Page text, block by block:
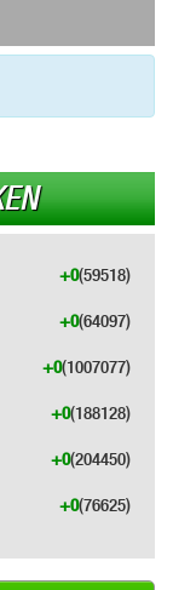
(59518)
+0
(64097)
+0
(1007077)
+0
(188128)
+0
(204450)
+0
(76625)
+0